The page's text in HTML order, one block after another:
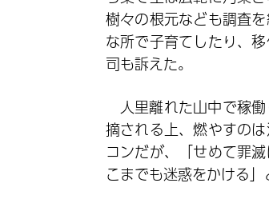
樹々の根元なども調査
な所で子育てしたり、
司も訴えた。
人里離れた山中で稼
摘される上、燃やすの
コンだが、「せめて罪
こまでも迷惑をかける